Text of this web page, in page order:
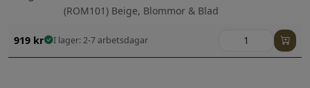
(ROM101) Beige, Blommor & Blad
919 kr I lager: 2-7 arbetsdagar